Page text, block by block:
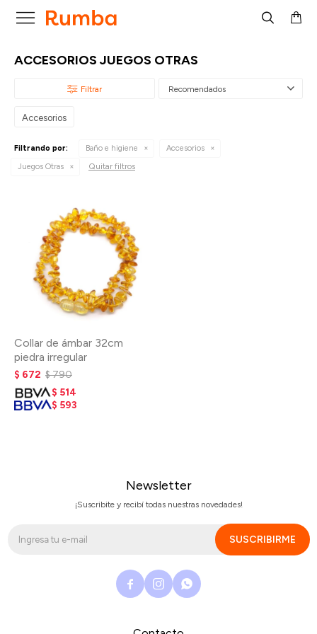

ACCESORIOS JUEGOS OTRAS
Recomendados
Accesorios
Filtrando por: Baño e higiene
Accesorios
Juegos Otras
Quitar filtros
Collar de ámbar 32cm
piedra irregular
$ 672 $790
$ 514
$ 593
Newsletter
¡Suscribite y recibí todas nuestras novedades!
SUSCRIBIRME
  